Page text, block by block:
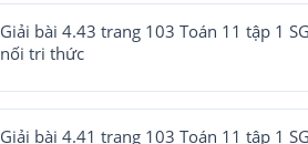
Giải bài 4.43 trang 103 Toán 11 tập 1
nối tri thức
Giải bài 4.41 trang 103 Toán 11 tập 1